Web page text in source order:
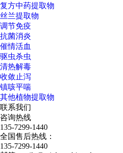
复方中药提取物
丝兰提取物
调节免疫
抗菌消炎
催情活血
驱虫杀虫
清热解毒
收敛止泻
镇咳平喘
其他植物提取物
联系我们
咨询热线
135-7299-1440
全国售后热线：
135-7299-1440